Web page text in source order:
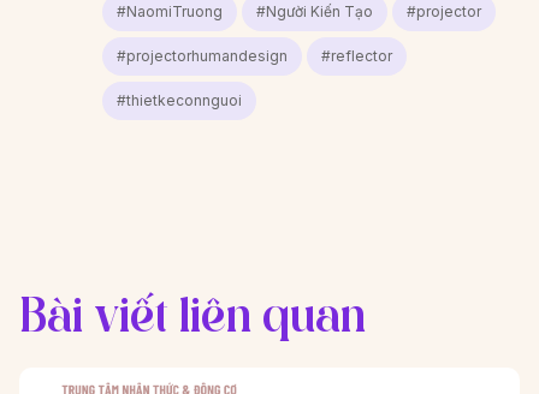
#NaomiTruong #Người Kiến Tạo #projector
#projectorhumandesign #reflector
#thietkeconnguoi
Bài viết liên quan